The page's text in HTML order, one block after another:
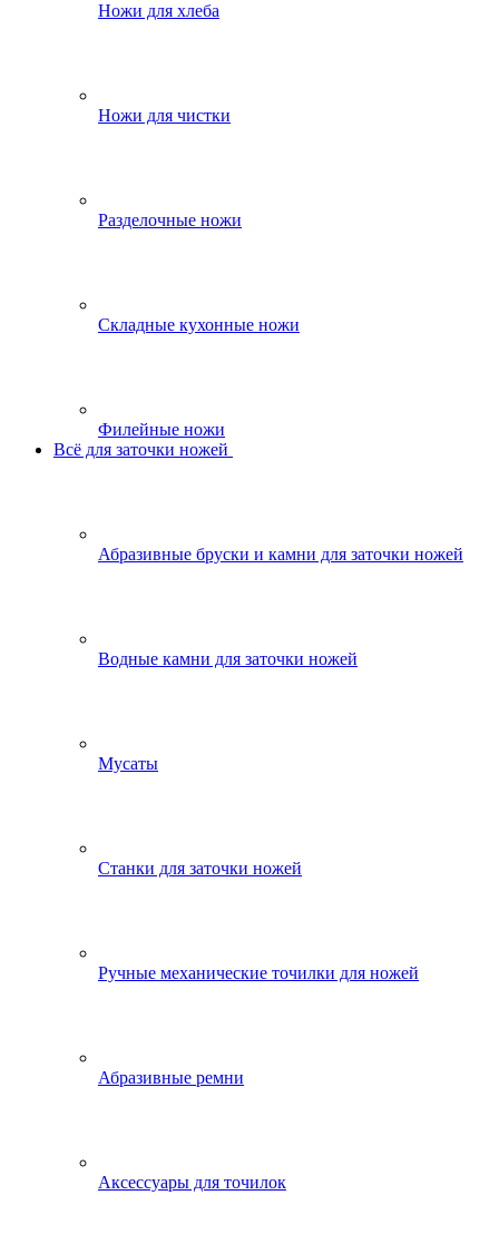
Ножи для хлеба
Ножи для чистки
Разделочные ножи
Складные кухонные ножи
Филейные ножи
Всё для заточки ножей
Абразивные бруски и камни для заточки ножей
Водные камни для заточки ножей
Мусаты
Станки для заточки ножей
Ручные механические точилки для ножей
Абразивные ремни
Аксессуары для точилок